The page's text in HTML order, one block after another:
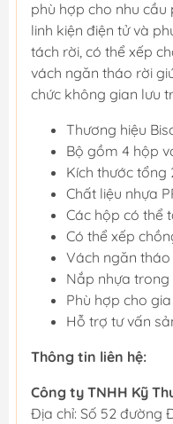
phù hợp cho nhu cầu
linh kiện điện tử và
tách rời, có thể xếp
vách ngăn tháo rời
chức không gian lưu
Thương hiệu
Bộ gồm 4 hộp
Kích thước tổng
Chất liệu nhựa
Các hộp có thể
Có thể xếp
Vách ngăn tháo
Nắp nhựa trong
Phù hợp cho
Hỗ trợ tư vấn
Thông tin liên hệ:
Công ty TNHH Kỹ
Địa chỉ: Số 52 đường